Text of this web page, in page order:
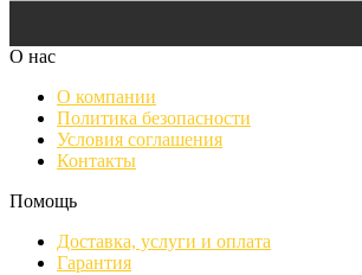
О нас
О компании
Политика безопасности
Условия соглашения
Контакты
Помощь
Доставка, услуги и оплата
Гарантия